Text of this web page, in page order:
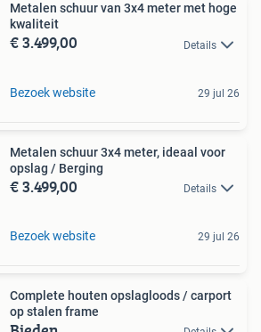
Metalen schuur van 3x4 meter met hoge
kwaliteit
€ 3.499,00 Details
Bezoek website 29 jul 26
Metalen schuur 3x4 meter, ideaal voor
opslag / Berging
€ 3.499,00 Details
Bezoek website 29 jul 26
Complete houten opslagloods / carport
op stalen frame